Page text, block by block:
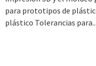
para prototipos de
plástico Tolerancias para...